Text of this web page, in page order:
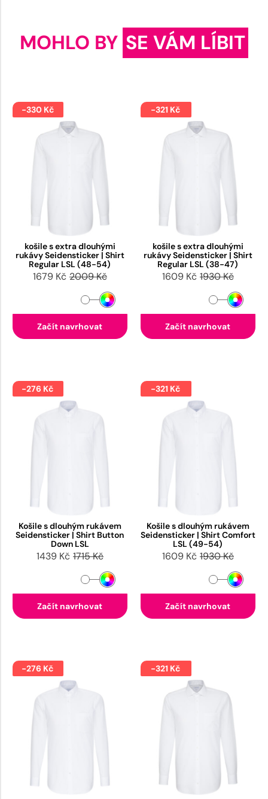
MOHLO BY SE VÁM LÍBIT
-330 Kč
košile s extra dlouhými
rukávy Seidensticker | Shirt
Regular LSL (48-54)
1679 Kč 2009 Kč
Začít navrhovat
-321 Kč
košile s extra dlouhými
rukávy Seidensticker | Shirt
Regular LSL (38-47)
1609 Kč 1930 Kč
Začít navrhovat
-276 Kč
Košile s dlouhým rukávem
Seidensticker | Shirt Button
Down LSL
1439 Kč 1715 Kč
Začít navrhovat
-321 Kč
Košile s dlouhým rukávem
Seidensticker | Shirt Comfort
LSL (49-54)
1609 Kč 1930 Kč
Začít navrhovat
-276 Kč -321 Kč